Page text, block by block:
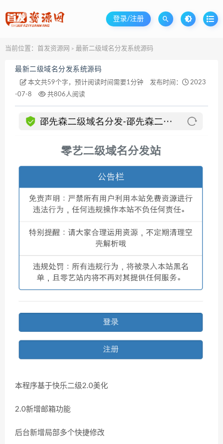
登录/注册
当前位置： 首发资源网 > 最新二级域名分发系统源码
最新二级域名分发系统源码
本文共59个字，预计阅读时间需要1分钟 发布时间：
2023
-07-8
共806人阅读
本程序基于快乐二级2.0美化
2.0新增邮箱功能
后台新增局部多个快捷修改